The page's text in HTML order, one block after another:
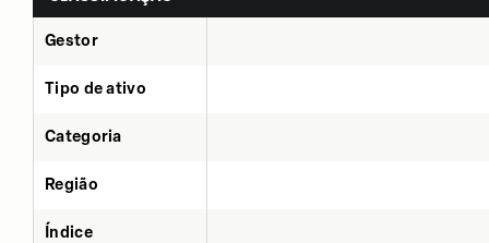
Gestor
Tipo de ativo
Categoria
Região
Índice